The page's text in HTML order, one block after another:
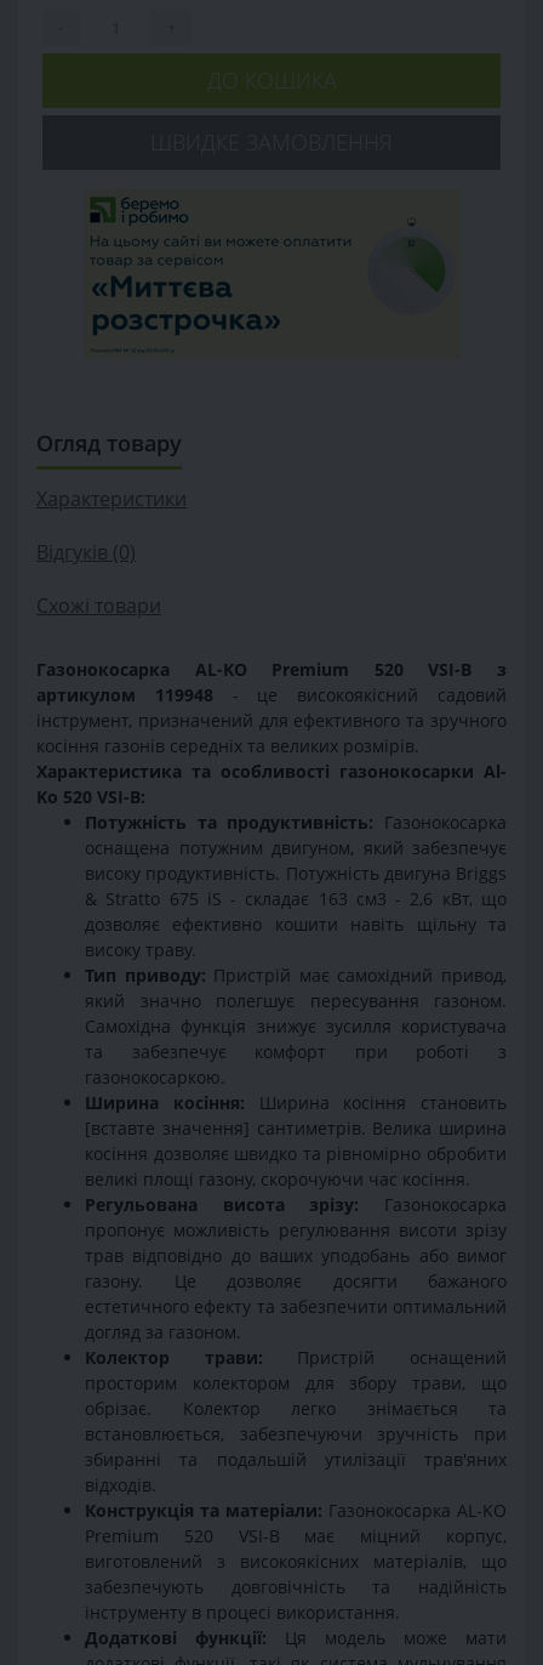
ДО КОШИКА
Огляд товару
Характеристики
Відгуків (0)
Схожі товари
Газонокосарка AL-KO Premium 520 VSI-B з
артикулом 119948 - це високоякісний садовий
інструмент, призначений для ефективного та зручного
косіння газонів середніх та великих розмірів.
Характеристика та особливості газонокосарки Al-
Ko 520 VSІ-B:
Потужність та продуктивність: Газонокосарка
оснащена потужним двигуном, який забезпечує
високу продуктивність. Потужність двигуна Briggs
& Stratto 675 iS - складає 163 см3 - 2,6 кВт, що
дозволяє ефективно кошити навіть щільну та
високу траву.
Тип приводу: Пристрій має самохідний привод,
який значно полегшує пересування газоном.
Самохідна функція знижує зусилля користувача
та забезпечує комфорт при роботі з
газонокосаркою.
Ширина косіння: Ширина косіння становить
[вставте значення] сантиметрів. Велика ширина
косіння дозволяє швидко та рівномірно обробити
великі площі газону, скорочуючи час косіння.
Регульована висота зрізу: Газонокосарка
пропонує можливість регулювання висоти зрізу
трав відповідно до ваших уподобань або вимог
газону. Це дозволяє досягти бажаного
естетичного ефекту та забезпечити оптимальний
догляд за газоном.
Колектор трави: Пристрій оснащений
просторим колектором для збору трави, що
обрізає. Колектор легко знімається та
встановлюється, забезпечуючи зручність при
збиранні та подальшій утилізації трав'яних
відходів.
Конструкція та матеріали: Газонокосарка AL-KO
Premium 520 VSI-B має міцний корпус,
виготовлений з високоякісних матеріалів, що
забезпечують довговічність та надійність
інструменту в процесі використання.
Додаткові функції: Ця модель може мати